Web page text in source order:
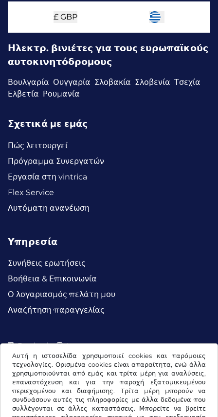
Αυτή η ιστοσελίδα χρησιμοποιεί cookies και παρόμοιες
τεχνολογίες. Ορισμένα cookies είναι απαραίτητα, ενώ άλλα
χρησιμοποιούνται από εμάς και τρίτα μέρη για αναλύσεις,
επαναστόχευση και για την παροχή εξατομικευμένου
περιεχομένου και διαφήμισης. Τρίτα μέρη μπορούν να
συνδυάσουν αυτές τις πληροφορίες με άλλα δεδομένα που
συλλέγονται σε άλλες καταστάσεις. Μπορείτε να βρείτε
£ GBP
Ηλεκτρ. βινιέτες για τους ευρωπαϊκούς
αυτοκινητόδρομους
Βουλγαρία Ουγγαρία Σλοβακία Σλοβενία Τσεχία
Ελβετία
Ρουμανία
Σχετικά με εμάς
Πώς λειτουργεί
Πρόγραμμα Συνεργατών
Εργασία στη vintrica
Flex Service
Αυτόματη ανανέωση
Υπηρεσία
Συνήθεις ερωτήσεις
Βοήθεια & Επικοινωνία
Ο λογαριασμός πελάτη μου
Αναζήτηση παραγγελίας
Facebook Instagram